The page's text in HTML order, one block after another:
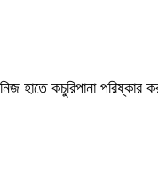
হাতে কচুরিপানা পরিষ্কার